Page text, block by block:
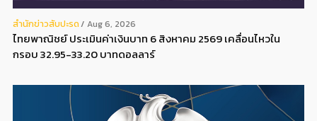
สํานักข่าวสับปะรด Aug 6, 2026
ไทยพาณิชย์ ประเมินค่าเงินบาท 6 สิงหาคม 2569 เคลื่อนไหวใน
กรอบ 32.95-33.20 บาทดอลลาร์